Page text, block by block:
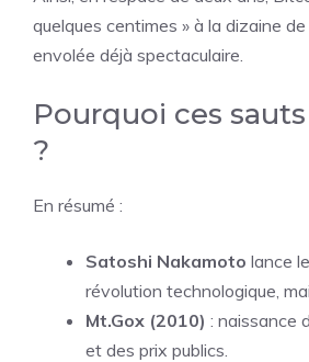
quelques centimes » à la dizaine de
envolée déjà spectaculaire.
Pourquoi ces
?
En résumé :
Satoshi Nakamoto lance
révolution technologique,
Mt.Gox (2010) : naissance
et des prix publics.